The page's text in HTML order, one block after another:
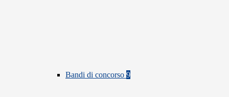
Bandi di concorso 9